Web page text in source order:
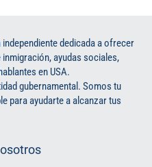
dedicada a ofrecer
ayudas sociales,
en USA.
gubernamental. Somos tu
para ayudarte a alcanzar tus